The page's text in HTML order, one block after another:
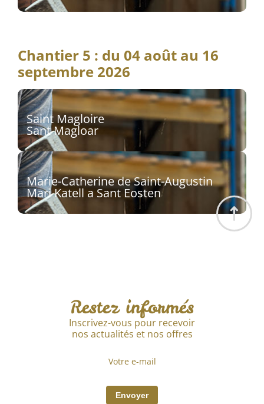
Sculpteur : Bilal Hassan
Chantier 5 : du 04 août au 16
septembre 2026
Saint Magloire
Sant Magloar
Sculpteur : Stéphane Rouget
Découvrir
Marie-Catherine de Saint-Augustin
Mari Katell a Sant Eosten
Sculpteur : Bilal Hassan
Restez informés
Inscrivez-vous pour recevoir
nos actualités et nos offres
Envoyer